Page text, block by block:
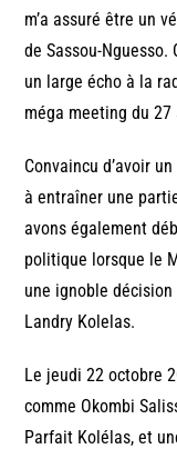
m’a assuré être un
de Sassou-Nguesso.
un large écho à la
méga meeting du
Convaincu d’avoir
à entraîner une
avons également
politique lorsque le
une ignoble
Landry Kolelas.
Le jeudi 22 octobre
comme Okombi
Parfait Kolélas, et